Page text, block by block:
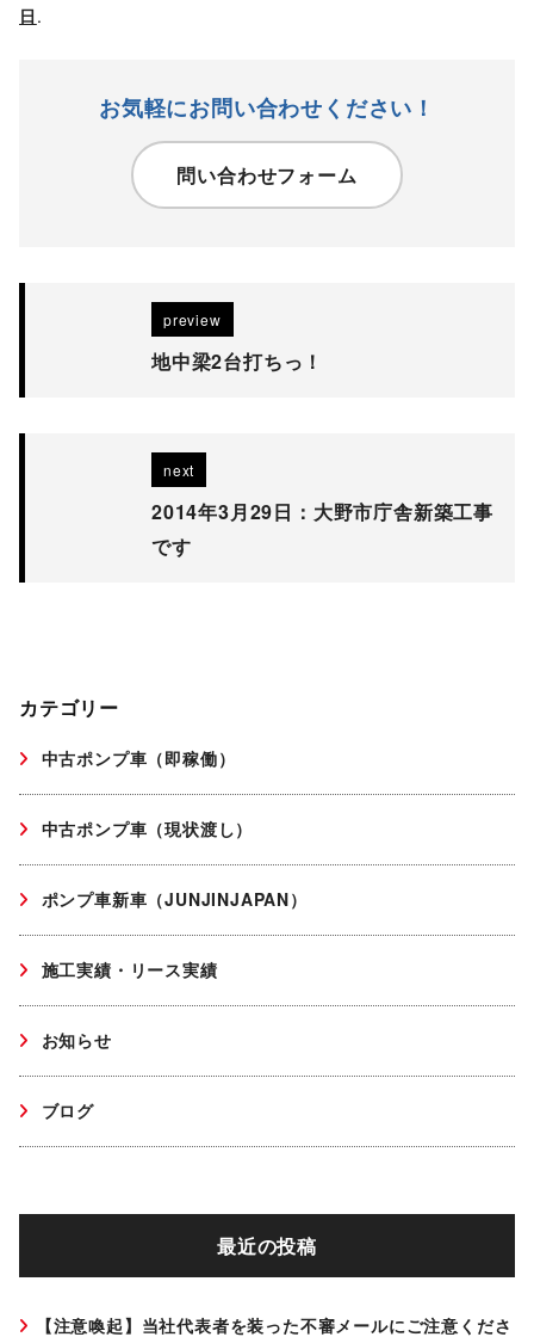
日 .
お気軽にお問い合わせください！
問い合わせフォーム
preview
地中梁2台打ちっ！
next
2014年3月29日：大野市庁舎新築工事
です
カテゴリー
中古ポンプ車（即稼働）
中古ポンプ車（現状渡し）
ポンプ車新車（JUNJINJAPAN）
施工実績・リース実績
お知らせ
ブログ
最近の投稿
【注意喚起】当社代表者を装った不審メールにご注意くださ